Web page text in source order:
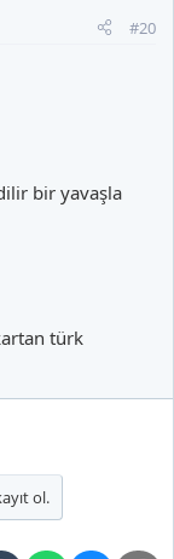
#20
bir yavaşla
türk
ol.